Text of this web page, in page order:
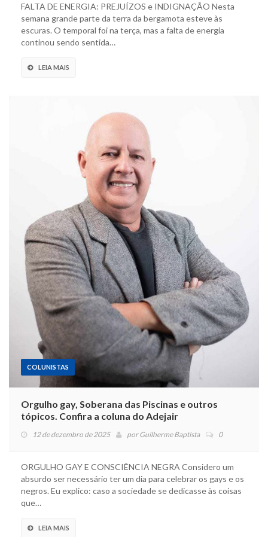
FALTA DE ENERGIA: PREJUÍZOS e INDIGNAÇÃO Nesta
semana grande parte da terra da bergamota esteve às
escuras. O temporal foi na terça, mas a falta de energia
continou sendo sentida…
LEIA MAIS
COLUNISTAS
Orgulho gay, Soberana das Piscinas e outros
tópicos. Confira a coluna do Adejair
12 de dezembro de 2025 porGuilherme Baptista 0
ORGULHO GAY E CONSCIÊNCIA NEGRA Considero um
absurdo ser necessário ter um dia para celebrar os gays e os
negros. Eu explico: caso a sociedade se dedicasse às coisas
que…
LEIA MAIS